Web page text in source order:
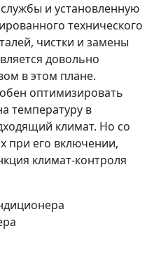
и установленную
технического
чистки и замены
довольно
в этом плане.
оптимизировать
температуру в
климат. Но со
при его включении,
климат-контроля